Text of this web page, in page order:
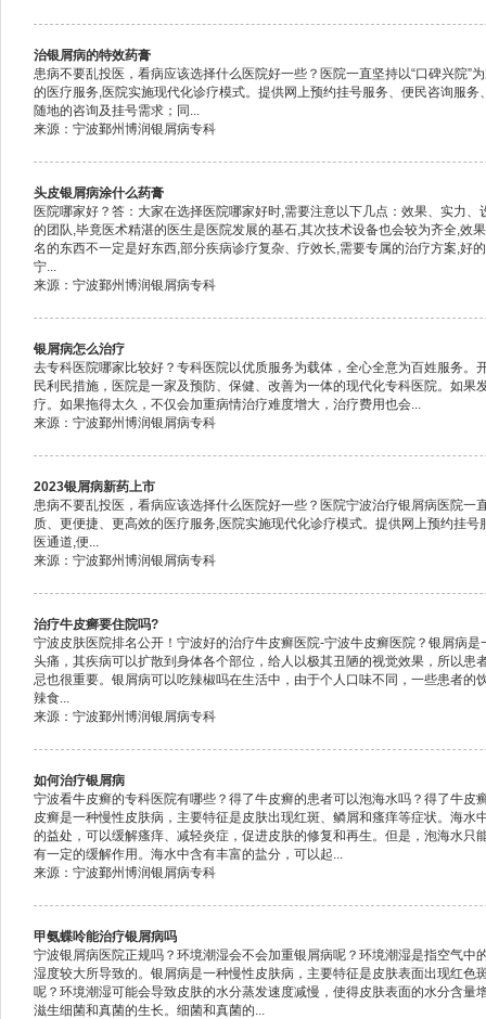
治银屑病的特效药膏
患病不要乱投医，看病应该选择什么医院好一些？医院一直坚持以“口碑兴院”
的医疗服务,医院实施现代化诊疗模式。提供网上预约挂号服务、便民咨询服
随地的咨询及挂号需求；同...
来源：宁波鄞州博润银屑病专科
头皮银屑病涂什么药膏
医院哪家好？答：大家在选择医院哪家好时,需要注意以下几点：效果、实力
的团队,毕竟医术精湛的医生是医院发展的基石,其次技术设备也会较为齐全,效
名的东西不一定是好东西,部分疾病诊疗复杂、疗效长,需要专属的治疗方案,好
宁...
来源：宁波鄞州博润银屑病专科
银屑病怎么治疗
去专科医院哪家比较好？专科医院以优质服务为载体，全心全意为百姓服务。
民利民措施，医院是一家及预防、保健、改善为一体的现代化专科医院。如果
疗。如果拖得太久，不仅会加重病情治疗难度增大，治疗费用也会...
来源：宁波鄞州博润银屑病专科
2023银屑病新药上市
患病不要乱投医，看病应该选择什么医院好一些？医院宁波治疗银屑病医院一
质、更便捷、更高效的医疗服务,医院实施现代化诊疗模式。提供网上预约挂
医通道,便...
来源：宁波鄞州博润银屑病专科
治疗牛皮癣要住院吗?
宁波皮肤医院排名公开！宁波好的治疗牛皮癣医院-宁波牛皮癣医院？银屑病
头痛，其疾病可以扩散到身体各个部位，给人以极其丑陋的视觉效果，所以患
忌也很重要。银屑病可以吃辣椒吗在生活中，由于个人口味不同，一些患者的
辣食...
来源：宁波鄞州博润银屑病专科
如何治疗银屑病
宁波看牛皮癣的专科医院有哪些？得了牛皮癣的患者可以泡海水吗？得了牛皮
皮癣是一种慢性皮肤病，主要特征是皮肤出现红斑、鳞屑和瘙痒等症状。海水
的益处，可以缓解瘙痒、减轻炎症，促进皮肤的修复和再生。但是，泡海水只
有一定的缓解作用。海水中含有丰富的盐分，可以起...
来源：宁波鄞州博润银屑病专科
甲氨蝶呤能治疗银屑病吗
宁波银屑病医院正规吗？环境潮湿会不会加重银屑病呢？环境潮湿是指空气中
湿度较大所导致的。银屑病是一种慢性皮肤病，主要特征是皮肤表面出现红色
呢？环境潮湿可能会导致皮肤的水分蒸发速度减慢，使得皮肤表面的水分含量
滋生细菌和真菌的生长。细菌和真菌的...